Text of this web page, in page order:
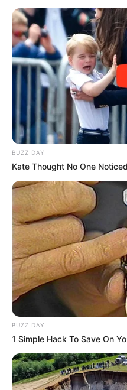
PRONOSTIC QUINTÉ
bruits d’écuries du
L’OPERA – 9 Juillet
PRONOSTIC QUINTÉ du
l’hippodrome d’ENGHIEN –
BUZZ DAY
Kate Thought No One
BUZZ DAY
1 Simple Hack To Save On